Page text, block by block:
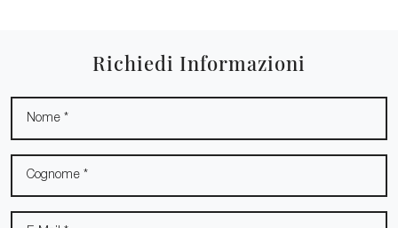
Richiedi Informazioni